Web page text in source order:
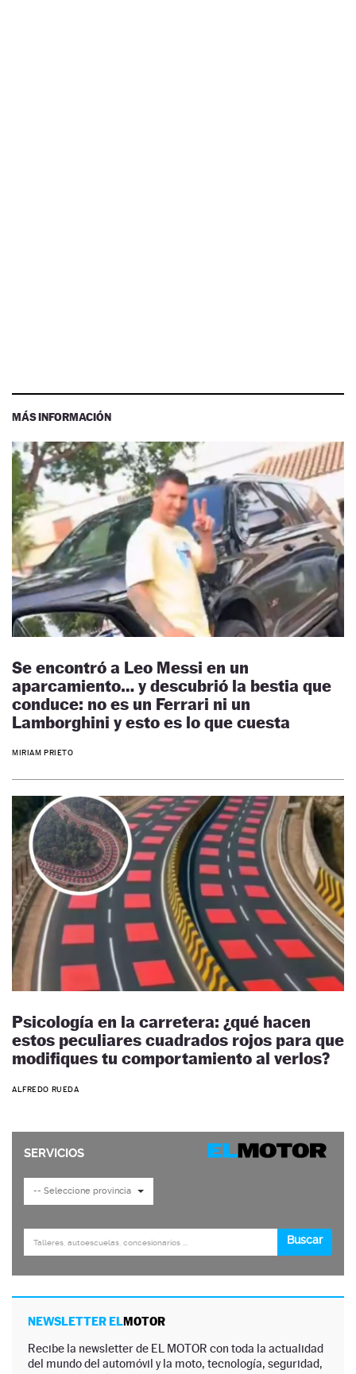
MÁS INFORMACIÓN
Se encontró a Leo Messi en un
aparcamiento… y descubrió la bestia que
conduce: no es un Ferrari ni un
Lamborghini y esto es lo que cuesta
MIRIAM PRIETO
Psicología en la carretera: ¿qué hacen
estos peculiares cuadrados rojos para que
modifiques tu comportamiento al verlos?
ALFREDO RUEDA
NEWSLETTER ELMOTOR
Recibe la newsletter de EL MOTOR con toda la actualidad
del mundo del automóvil y la moto, tecnología, seguridad,